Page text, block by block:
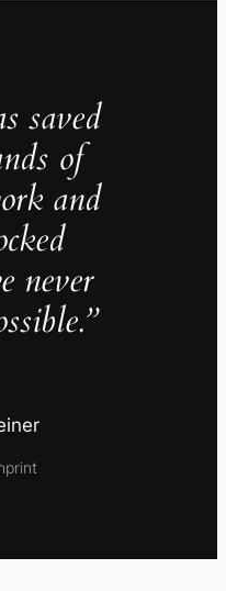
saved
of
and
never